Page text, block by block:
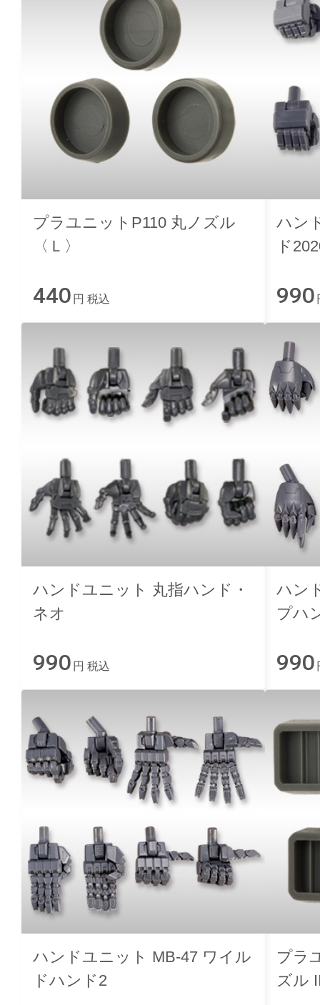
プラユニットP110 丸ノズル
〈Ｌ〉
440 円 税込
ハン
ド
990
ハンドユニット 丸指ハンド・
ネオ
990 円 税込
ハン
プハ
990
ハンドユニット MB-47 ワイル
ドハンド2
プラ
ズル